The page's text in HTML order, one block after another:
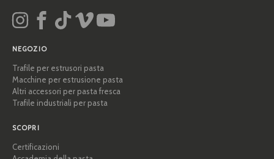
NEGOZIO
Trafile per estrusori pasta
Macchine per estrusione pasta
Altri accessori per pasta fresca
Trafile industriali per pasta
SCOPRI
Certificazioni